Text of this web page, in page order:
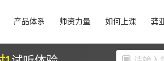
产品体系 师资力量 如何上课 龚